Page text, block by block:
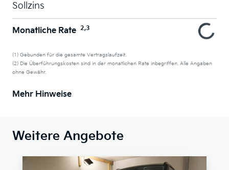
Sollzins
Monatliche Rate 2,3
(1) Gebunden für die gesamte Vertragslaufzeit.
(2) Die Überführungskosten sind in der monatlichen Rate inbegriffen. Alle Angaben
ohne Gewähr.
Mehr Hinweise
Weitere Angebote